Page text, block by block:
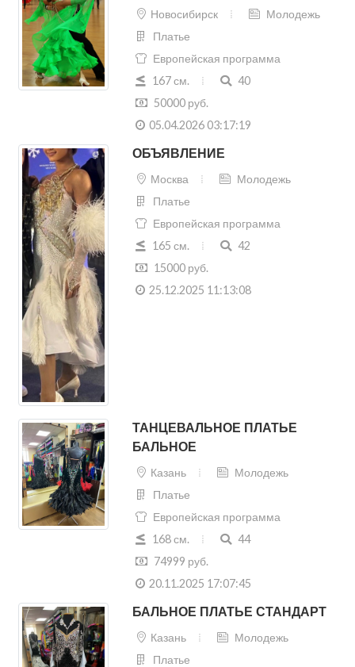
Новосибирск
Молодежь
Платье
Европейская программа
167 см.
40
50000 руб.
05.04.2026 03:17:19
ОБЪЯВЛЕНИЕ
Москва
Молодежь
Платье
Европейская программа
165 см.
42
15000 руб.
25.12.2025 11:13:08
ТАНЦЕВАЛЬНОЕ ПЛАТЬЕ
БАЛЬНОЕ
Казань
Молодежь
Платье
Европейская программа
168 см.
44
74999 руб.
20.11.2025 17:07:45
БАЛЬНОЕ ПЛАТЬЕ СТАНДАРТ
Казань
Молодежь
Платье